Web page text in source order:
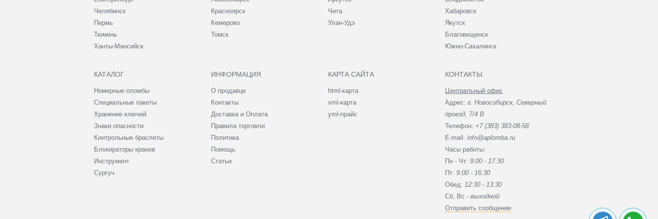
Челябинск
Пермь
Тюмень
Ханты-Мансийск
Красноярск
Кемерово
Томск
Чита
Улан-Удэ
Хабаровск
Якутск
Благовещенск
Южно-Сахалинск
КАТАЛОГ
Номерные пломбы
Специальные пакеты
Хранение ключей
Знаки опасности
Контрольные браслеты
Блокираторы кранов
Инструмент
Сургуч
ИНФОРМАЦИЯ
О продавце
Контакты
Доставка и Оплата
Правила торговли
Политика
Помощь
Статьи
КАРТА САЙТА
html-карта
xml-карта
yml-прайс
КОНТАКТЫ
Центральный офис
Адрес: г. Новосибирск, Северный
проезд, 7/4 В
Телефон: +7 (383) 383-08-58
E-mail: info@aplomba.ru
Часы работы:
Пн - Чт: 9:00 - 17:30
Пт: 9:00 - 16:30
Обед: 12:30 - 13:30
Сб, Вc - выходной
Отправить сообщение